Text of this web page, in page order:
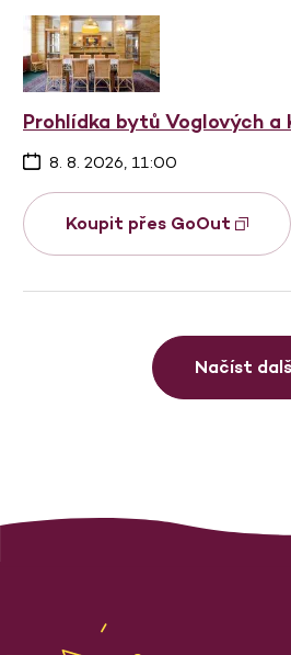
Prohlídka bytů Voglových a
8. 8. 2026, 11:00
Koupit přes GoOut
Načíst